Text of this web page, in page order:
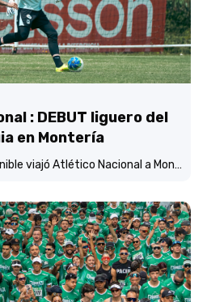
: DEBUT liguero del
en Montería
Con toda la nómina disponible viajó Atlético Nacional a Montería y está concentrado y listo para enfrentar mañana (3:45 p.m.) a Jaguares de Córdoba en el estadio Jaraguay.